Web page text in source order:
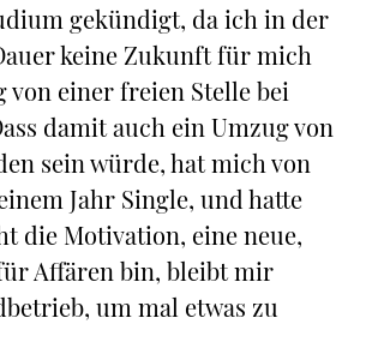
gekündigt, da ich in der
keine Zukunft für mich
von einer freien Stelle bei
damit auch ein Umzug von
sein würde, hat mich von
Jahr Single, und hatte
die Motivation, eine neue,
Affären bin, bleibt mir
um mal etwas zu